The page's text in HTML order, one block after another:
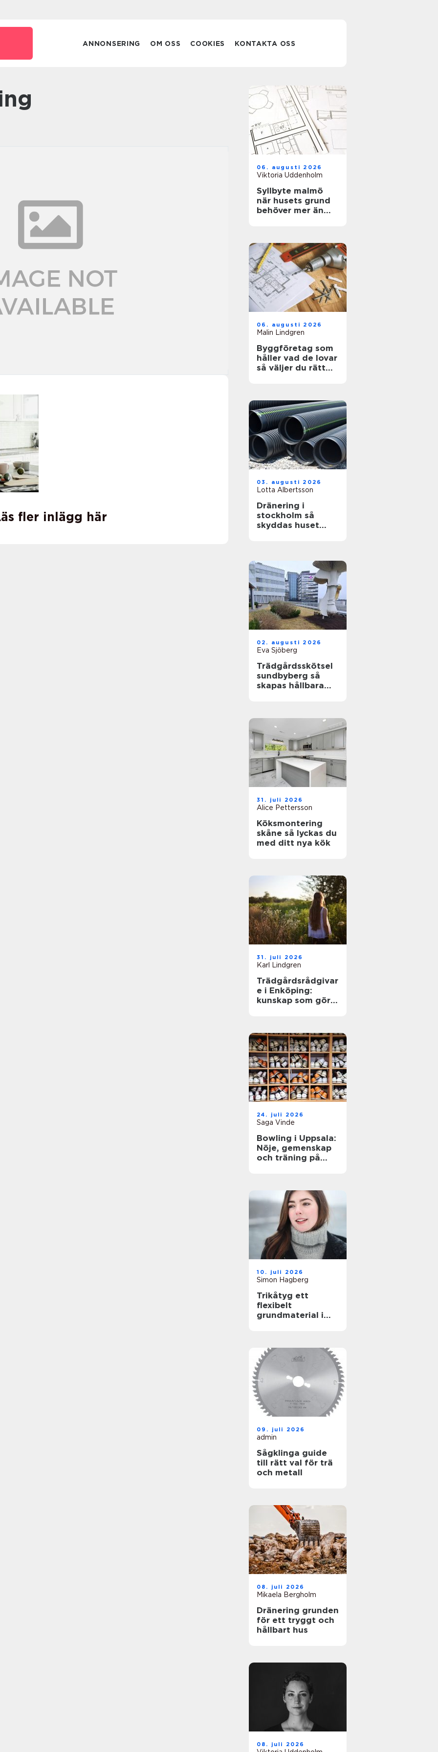
ANNONSERING OM OSS COOKIES KONTAKTA OSS
fler inlägg här
06. augusti 2026
Viktoria Uddenholm
Syllbyte malmö
när husets grund
behöver mer än
06. augusti 2026
Malin Lindgren
Byggföretag som
håller vad de lovar
så väljer du rätt
03. augusti 2026
Lotta Albertsson
Dränering i
stockholm så
skyddas huset
02. augusti 2026
Eva Sjöberg
Trädgårdsskötsel
sundbyberg så
skapas hållbara
31. juli 2026
Alice Pettersson
Köksmontering
skåne så lyckas du
med ditt nya kök
31. juli 2026
Karl Lindgren
Trädgårdsrådgivar
e i Enköping:
kunskap som gör
24. juli 2026
Saga Vinde
Bowling i Uppsala:
Nöje, gemenskap
och träning på
10. juli 2026
Simon Hagberg
Trikåtyg ett
flexibelt
grundmaterial i
09. juli 2026
admin
Sågklinga guide
till rätt val för trä
och metall
08. juli 2026
Mikaela Bergholm
Dränering grunden
för ett tryggt och
hållbart hus
08. juli 2026